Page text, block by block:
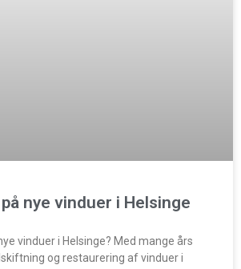
nye vinduer i Helsinge
vinduer i Helsinge? Med mange års
og restaurering af vinduer i